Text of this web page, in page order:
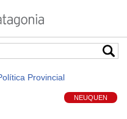
Provincial
NEUQUEN